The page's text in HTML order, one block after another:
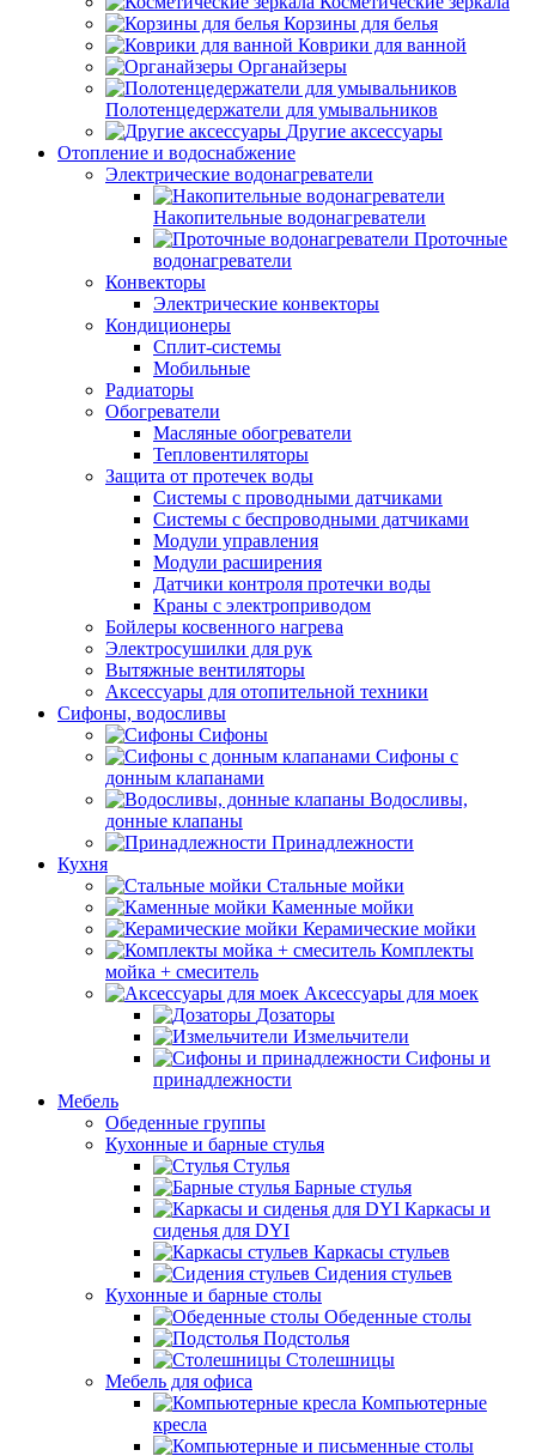
Корзины для белья
Коврики для ванной
Органайзеры
Полотенцедержатели для умывальников
Другие аксессуары
Отопление и водоснабжение
Электрические водонагреватели
Накопительные водонагреватели
Проточные
водонагреватели
Конвекторы
Электрические конвекторы
Кондиционеры
Сплит-системы
Мобильные
Радиаторы
Обогреватели
Масляные обогреватели
Тепловентиляторы
Защита от протечек воды
Системы с проводными датчиками
Системы с беспроводными датчиками
Модули управления
Модули расширения
Датчики контроля протечки воды
Краны с электроприводом
Бойлеры косвенного нагрева
Электросушилки для рук
Вытяжные вентиляторы
Аксессуары для отопительной техники
Сифоны, водосливы
Сифоны
Сифоны с
донным клапанами
Водосливы,
донные клапаны
Принадлежности
Кухня
Стальные мойки
Каменные мойки
Керамические мойки
Комплекты
мойка + смеситель
Аксессуары для моек
Дозаторы
Измельчители
Сифоны и
принадлежности
Мебель
Обеденные группы
Кухонные и барные стулья
Стулья
Барные стулья
Каркасы и
сиденья для DYI
Каркасы стульев
Сидения стульев
Кухонные и барные столы
Обеденные столы
Подстолья
Столешницы
Мебель для офиса
Компьютерные
кресла